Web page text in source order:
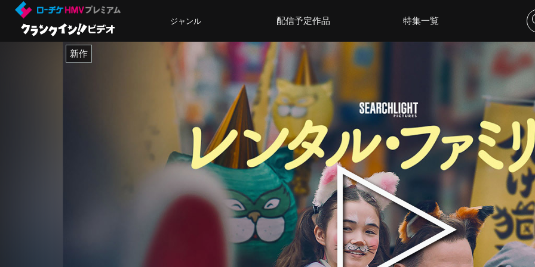
ジャンル 配信予定作品 特集一覧
新作